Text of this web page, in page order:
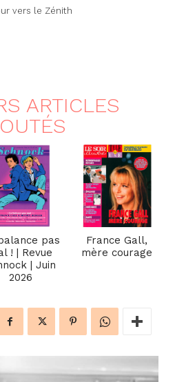
vers le Zénith
ARTICLES
pas
! | Revue
| Juin
2026
France Gall,
mère courage